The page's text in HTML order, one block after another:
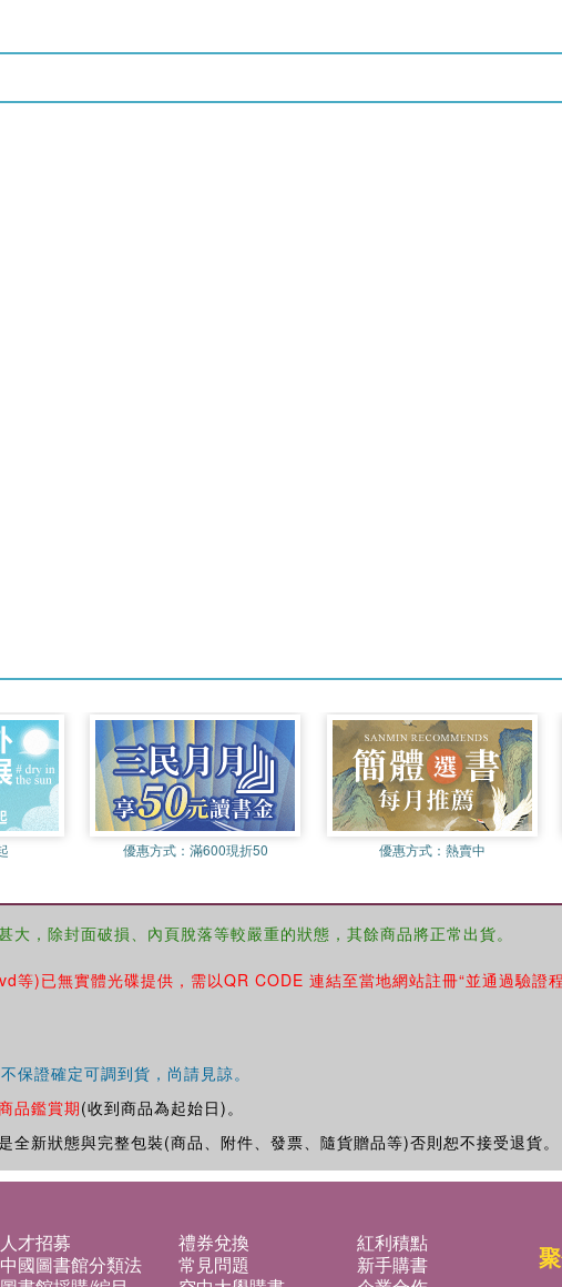
優惠方式： 滿600現折50 優惠方式： 熱賣中
，除封面破損、內頁脫落等較嚴重的狀態，其餘商品將正常出貨。
等)已無實體光碟提供，需以QR CODE 連結至當地網站註冊“並通過驗證
保證確定可調到貨，尚請見諒。
品鑑賞期(收到商品為起始日)。
新狀態與完整包裝(商品、附件、發票、隨貨贈品等)否則恕不接受退貨。
人才招募 禮券兌換
紅利積點
中國圖書館分類法 常見問題
新手購書